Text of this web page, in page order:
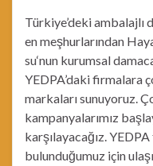
Türkiye’deki ambalajlı
en meşhurlarından
su‘nun kurumsal
YEDPA’daki firmalara
markaları sunuyoruz.
kampanyalarımız
karşılayacağız.
bulunduğumuz için